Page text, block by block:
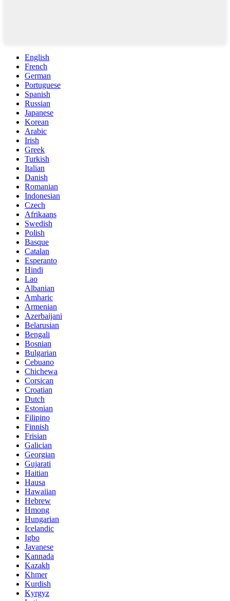
English
French
German
Portuguese
Spanish
Russian
Japanese
Korean
Arabic
Irish
Greek
Turkish
Italian
Danish
Romanian
Indonesian
Czech
Afrikaans
Swedish
Polish
Basque
Catalan
Esperanto
Hindi
Lao
Albanian
Amharic
Armenian
Azerbaijani
Belarusian
Bengali
Bosnian
Bulgarian
Cebuano
Chichewa
Corsican
Croatian
Dutch
Estonian
Filipino
Finnish
Frisian
Galician
Georgian
Gujarati
Haitian
Hausa
Hawaiian
Hebrew
Hmong
Hungarian
Icelandic
Igbo
Javanese
Kannada
Kazakh
Khmer
Kurdish
Kyrgyz